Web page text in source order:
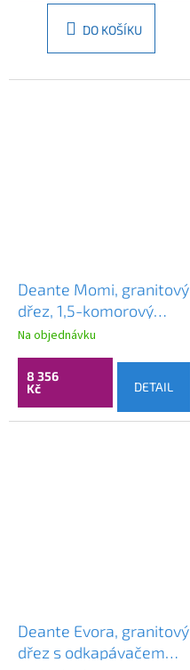
DO KOŠÍKU
Deante Momi, granitový
dřez, 1,5-komorový
600x520x229 mm, bílá,
ocelová, ZKM_A503
Na objednávku
8 356
Kč
DETAIL
Deante Evora, granitový
dřez s odkapávačem